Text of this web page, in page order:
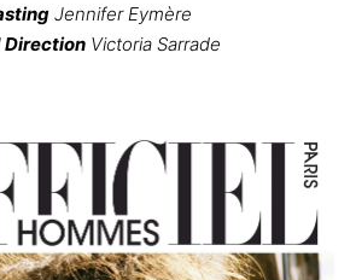
Jennifer Eymère
Direction Victoria Sarrade